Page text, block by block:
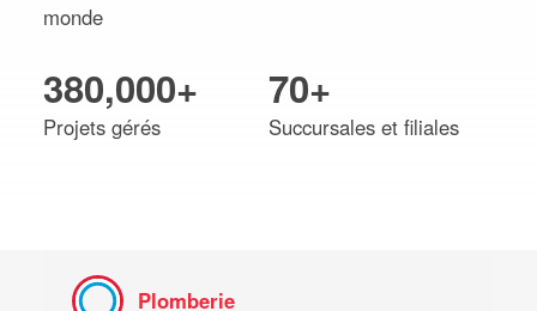
monde
380,000+
Projets gérés
70+
Succursales et filiales
Plomberie